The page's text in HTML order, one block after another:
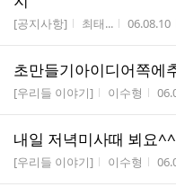
게시판명
[공지사항] 작성자
최태... 작성시간
06.08.10
초만들기아이디어쪽에
게시판명
[우리들 이야기] 작성자
이수형 작
내일 저녁미사때 뵈요^^
게시판명
[우리들 이야기] 작성자
이수형 작